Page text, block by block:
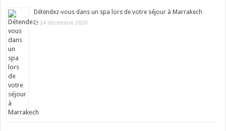
Détendez-vous dans un spa lors de votre séjour à Marrakech
24 décembre 2020